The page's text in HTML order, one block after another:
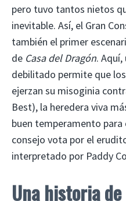
pero tuvo tantos nietos
inevitable. Así, el Gran
también el primer
de Casa del Dragón.
debilitado permite que
ejerzan su misoginia
Best), la heredera viva
buen temperamento para
consejo vota por el
interpretado por Paddy
Una historia